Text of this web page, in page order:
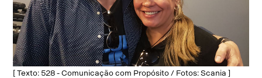
[ Texto: 528 - Comunicação com Propósito / Fotos: Scania ]